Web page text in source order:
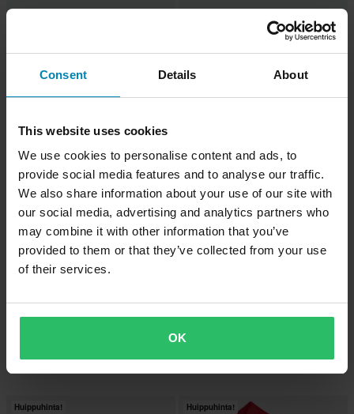
Consent Details About
This website uses cookies
We use cookies to personalise content and ads, to
provide social media features and to analyse our traffic.
We also share information about your use of our site with
our social media, advertising and analytics partners who
may combine it with other information that you’ve
provided to them or that they’ve collected from your use
of their services.
OK
Varikkoteltta Seinillä 24MX Easy-Up
Musta
Varikkoteltta 24MX Easy-Up Musta
Huippuhinta!
1,49 € -75%
5,99 €
18,99 € -59%
45,99 €
Huippuhinta! Huippuhinta!